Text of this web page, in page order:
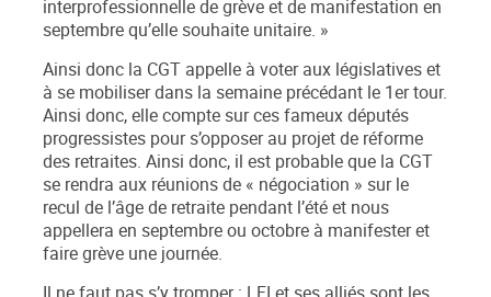
interprofessionnelle de grève et de manifestation en
septembre qu’elle souhaite unitaire. »
Ainsi donc la CGT appelle à voter aux législatives et
à se mobiliser dans la semaine précédant le 1ertour.
Ainsi donc, elle compte sur ces fameux députés
progressistes pour s’opposer au projet de réforme
des retraites. Ainsi donc, il est probable que la CGT
se rendra aux réunions de « négociation » sur le
recul de l’âge de retraite pendant l’été et nous
appellera en septembre ou octobre à manifester et
faire grève une journée.